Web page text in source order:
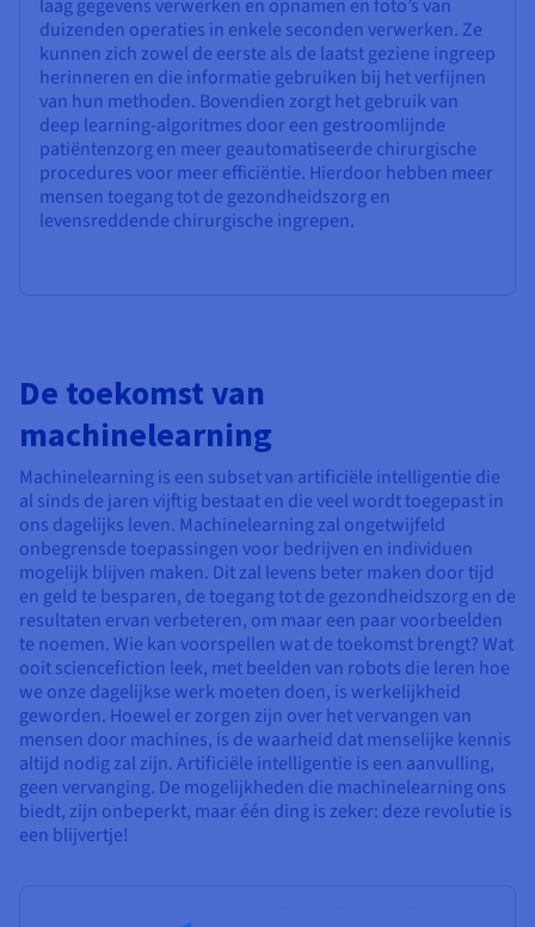
laag gegevens verwerken en opnamen en foto’s van
duizenden operaties in enkele seconden verwerken. Ze
kunnen zich zowel de eerste als de laatst geziene ingreep
herinneren en die informatie gebruiken bij het verfijnen
van hun methoden. Bovendien zorgt het gebruik van
deep learning-algoritmes door een gestroomlijnde
patiëntenzorg en meer geautomatiseerde chirurgische
procedures voor meer efficiëntie. Hierdoor hebben meer
mensen toegang tot de gezondheidszorg en
levensreddende chirurgische ingrepen.
De toekomst van
machinelearning
Machinelearning is een subset van artificiële intelligentie die
al sinds de jaren vijftig bestaat en die veel wordt toegepast in
ons dagelijks leven. Machinelearning zal ongetwijfeld
onbegrensde toepassingen voor bedrijven en individuen
mogelijk blijven maken. Dit zal levens beter maken door tijd
en geld te besparen, de toegang tot de gezondheidszorg en de
resultaten ervan verbeteren, om maar een paar voorbeelden
te noemen. Wie kan voorspellen wat de toekomst brengt? Wat
ooit sciencefiction leek, met beelden van robots die leren hoe
we onze dagelijkse werk moeten doen, is werkelijkheid
geworden. Hoewel er zorgen zijn over het vervangen van
mensen door machines, is de waarheid dat menselijke kennis
altijd nodig zal zijn. Artificiële intelligentie is een aanvulling,
geen vervanging. De mogelijkheden die machinelearning ons
biedt, zijn onbeperkt, maar één ding is zeker: deze revolutie is
een blijvertje!